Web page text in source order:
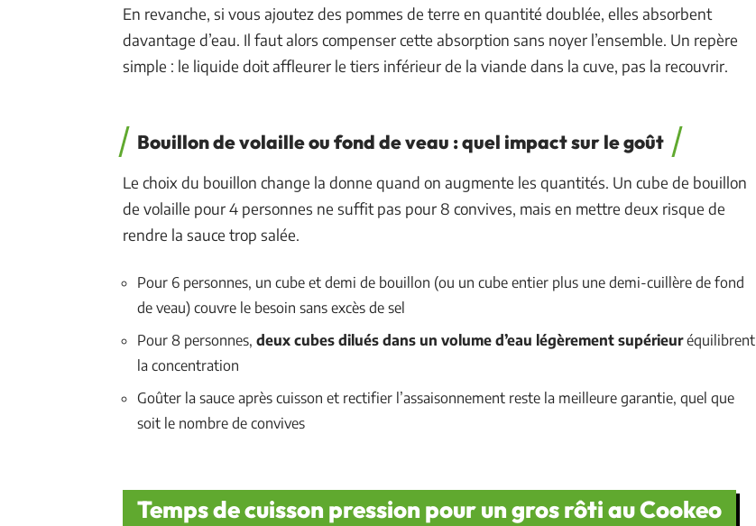
En revanche, si vous ajoutez des pommes de terre en quantité doublée, elles absorbent
davantage d’eau. Il faut alors compenser cette absorption sans noyer l’ensemble. Un repère
simple : le liquide doit affleurer le tiers inférieur de la viande dans la cuve, pas la recouvrir.
Bouillon de volaille ou fond de veau : quel impact sur le goût
Le choix du bouillon change la donne quand on augmente les quantités. Un cube de bouillon
de volaille pour 4 personnes ne suffit pas pour 8 convives, mais en mettre deux risque de
rendre la sauce trop salée.
Pour 6 personnes, un cube et demi de bouillon (ou un cube entier plus une demi-cuillère de fond
de veau) couvre le besoin sans excès de sel
Pour 8 personnes, deux cubes dilués dans un volume d’eau légèrement supérieuréquilibrent
la concentration
Goûter la sauce après cuisson et rectifier l’assaisonnement reste la meilleure garantie, quel que
soit le nombre de convives
Temps de cuisson pression pour un gros rôti au Cookeo